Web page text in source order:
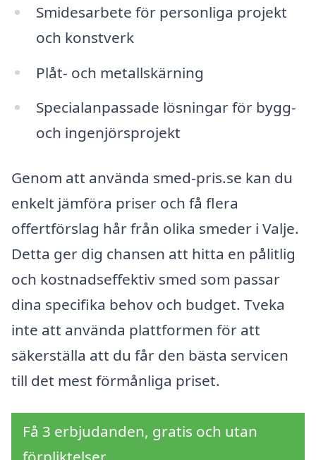
Smidesarbete för personliga projekt
och konstverk
Plåt- och metallskärning
Specialanpassade lösningar för bygg-
och ingenjörsprojekt
Genom att använda smed-pris.se kan du
enkelt jämföra priser och få flera
offertförslag hår från olika smeder i Valje.
Detta ger dig chansen att hitta en pålitlig
och kostnadseffektiv smed som passar
dina specifika behov och budget. Tveka
inte att använda plattformen för att
säkerställa att du får den bästa servicen
till det mest förmånliga priset.
Få 3 erbjudanden, gratis och utan